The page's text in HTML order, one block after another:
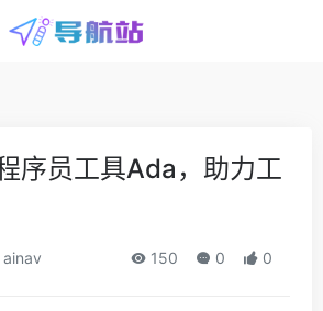
序员工具Ada，助力工
ainav 150 0 0